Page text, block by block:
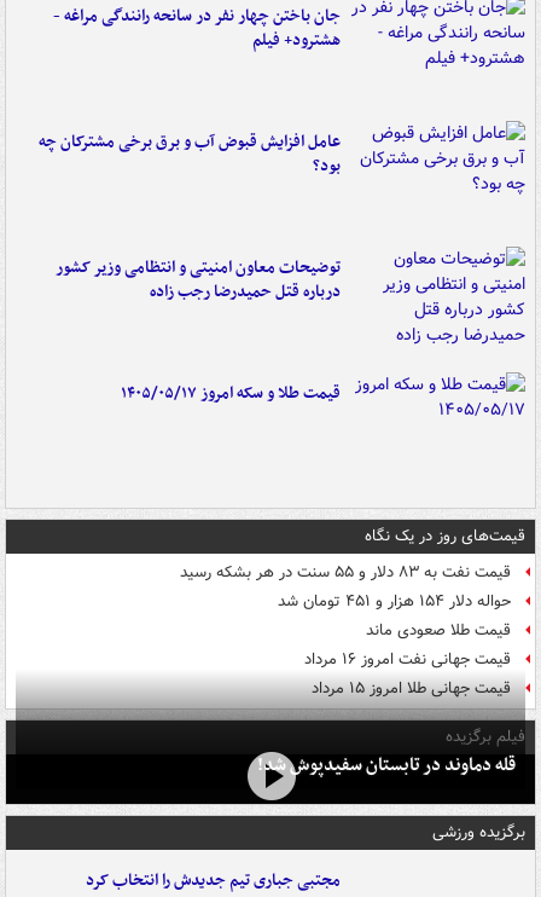
جان باختن چهار نفر در سانحه رانندگی مراغه -
هشترود+ فیلم
عامل افزایش قبوض آب و برق برخی مشترکان چه
بود؟
توضیحات معاون امنیتی و انتظامی وزیر کشور
درباره قتل حمیدرضا رجب زاده
قیمت طلا و سکه امروز ۱۴۰۵/۰۵/۱۷
قیمت‌های روز در یک نگاه
قیمت نفت به ۸۳ دلار و ۵۵ سنت در هر بشکه رسید
حواله دلار ۱۵۴ هزار و ۴۵۱ تومان شد
قیمت طلا صعودی ماند
قیمت جهانی نفت امروز ۱۶ مرداد
قیمت جهانی طلا امروز ۱۵ مرداد
فیلم برگزیده
قله دماوند در تابستان سفیدپوش شد!
برگزیده ورزشی
مجتبی جباری تیم جدیدش را انتخاب کرد